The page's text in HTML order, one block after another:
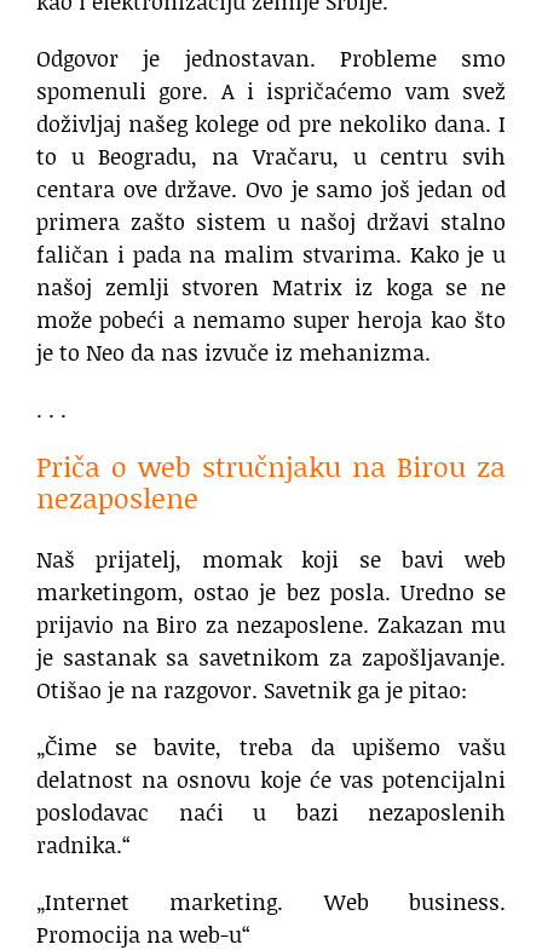
Odgovor je jednostavan. Probleme smo
spomenuli gore. A i ispričaćemo vam svež
doživljaj našeg kolege od pre nekoliko dana. I
to u Beogradu, na Vračaru, u centru svih
centara ove države. Ovo je samo još jedan od
primera zašto sistem u našoj državi stalno
faličan i pada na malim stvarima. Kako je u
našoj zemlji stvoren Matrix iz koga se ne
može pobeći a nemamo super heroja kao što
je to Neo da nas izvuče iz mehanizma.
. . .
Priča o web stručnjaku na Birou za
nezaposlene
Naš prijatelj, momak koji se bavi web
marketingom, ostao je bez posla. Uredno se
prijavio na Biro za nezaposlene. Zakazan mu
je sastanak sa savetnikom za zapošljavanje.
Otišao je na razgovor. Savetnik ga je pitao:
„Čime se bavite, treba da upišemo vašu
delatnost na osnovu koje će vas potencijalni
poslodavac naći u bazi nezaposlenih
radnika.“
„Internet marketing. Web business.
Promocija na web-u“